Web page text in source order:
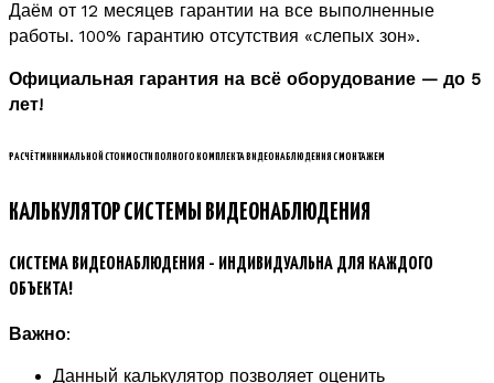
Даём от 12 месяцев гарантии на все выполненные
работы. 100% гарантию отсутствия «слепых зон».
Официальная гарантия на всё оборудование — до 5
лет!
РАСЧЁТ МИНИМАЛЬНОЙ СТОИМОСТИ ПОЛНОГО КОМПЛЕКТА ВИДЕОНАБЛЮДЕНИЯ С МОНТАЖЕМ
КАЛЬКУЛЯТОР СИСТЕМЫ ВИДЕОНАБЛЮДЕНИЯ
СИСТЕМА ВИДЕОНАБЛЮДЕНИЯ - ИНДИВИДУАЛЬНА ДЛЯ КАЖДОГО
ОБЪЕКТА!
Важно:
Данный калькулятор позволяет оценить